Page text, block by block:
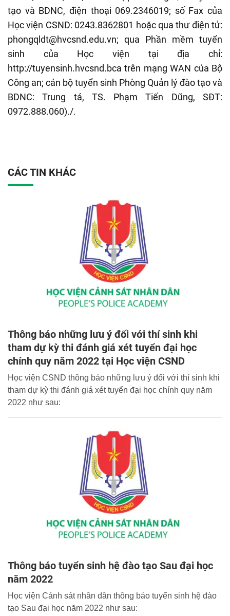
tạo và BDNC, điện thoại 069.2346019; số Fax của
Học viện CSND: 0243.8362801 hoặc qua thư điện tử:
phongqldt@hvcsnd.edu.vn; qua Phần mềm tuyển
sinh của Học viện tại địa chỉ:
http://tuyensinh.hvcsnd.bca trên mạng WAN của Bộ
Công an; cán bộ tuyển sinh Phòng Quản lý đào tạo và
BDNC: Trung tá, TS. Phạm Tiến Dũng, SĐT:
0972.888.060)./.
CÁC TIN KHÁC
Thông báo những lưu ý đối với thí sinh khi
tham dự kỳ thi đánh giá xét tuyển đại học
chính quy năm 2022 tại Học viện CSND
Học viện CSND thông báo những lưu ý đối với thí sinh khi
tham dự kỳ thi đánh giá xét tuyển đại học chính quy năm
2022 như sau:
Thông báo tuyển sinh hệ đào tạo Sau đại học
năm 2022
Học viện Cảnh sát nhân dân thông báo tuyển sinh hệ đào
tạo Sau đại học năm 2022 như sau: